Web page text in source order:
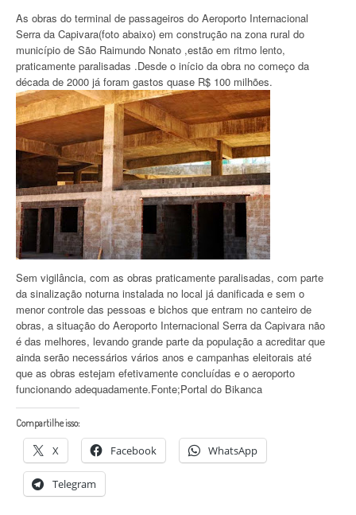
As obras do terminal de passageiros do Aeroporto Internacional
Serra da Capivara(foto abaixo) em construção na zona rural do
município de São Raimundo Nonato ,estão em ritmo lento,
praticamente paralisadas .Desde o início da obra no começo da
década de 2000 já foram gastos quase R$ 100 milhões.
Sem vigilância, com as obras praticamente paralisadas, com parte
da sinalização noturna instalada no local já danificada e sem o
menor controle das pessoas e bichos que entram no canteiro de
obras, a situação do Aeroporto Internacional Serra da Capivara não
é das melhores, levando grande parte da população a acreditar que
ainda serão necessários vários anos e campanhas eleitorais até
que as obras estejam efetivamente concluídas e o aeroporto
funcionando adequadamente.Fonte;Portal do Bikanca
Compartilhe isso:
X Facebook WhatsApp
Telegram